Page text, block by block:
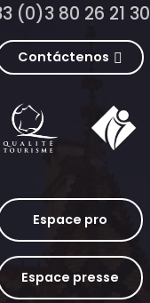
(0)3 80 26 21 30
Contáctenos
Espace pro
Espace presse